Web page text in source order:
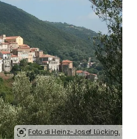
Foto di Heinz-Josef Lücking.